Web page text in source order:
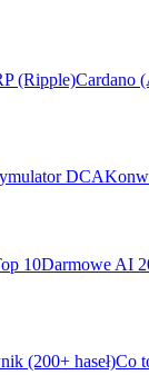
(Ripple)Cardano
DCA
10Darmowe AI
(200+ haseł)Co